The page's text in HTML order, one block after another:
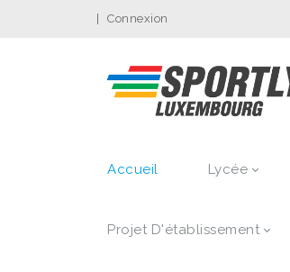
Connexion
Accueil Lycée
Projet D'établissement